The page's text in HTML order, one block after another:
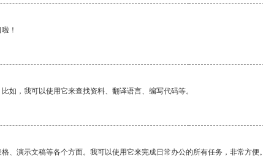
！
如，我可以使用它来查找资料、翻译语言、编写代码等。
、演示文稿等各个方面。我可以使用它来完成日常办公的所有任务，非常方便。